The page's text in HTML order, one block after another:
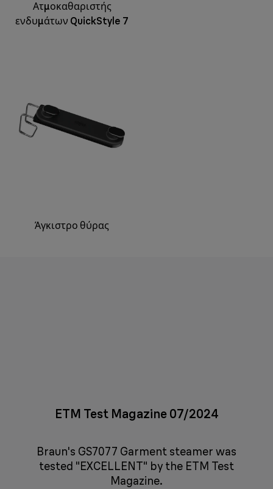
Ατμοκαθαριστής
ενδυμάτων QuickStyle 7
Άγκιστρο θύρας
ETM Test Magazine 07/2024
Braun's GS7077 Garment steamer was
tested "EXCELLENT" by the ETM Test
Magazine.